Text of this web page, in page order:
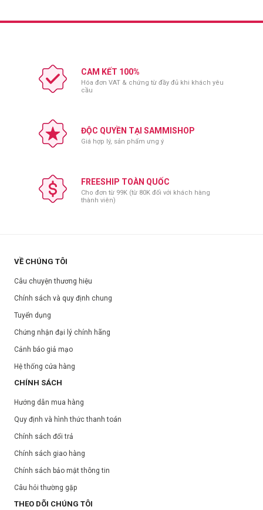
Công dụng:
Lên màu tự nhiên
Bám màu, lâu trôi
cách, dễ dàng cho những người mới bắt đầu
Đa dạng chất phấn từ matte, glitter, shimmer
sáng tạo các kiểu đánh mắt, tạo điểm nhấn cho đôi mắt.
Hướng dẫn sử dụng:
Bước 1:Dùng kem lót mắt hoặc che khuyết điểm tan đều lên bầu
CAM KẾT 100%
Hóa đơn VAT & chứng từ đầy đủ khi khách yêu
cầu
ĐỘC QUYỀN TẠI SAMMISHOP
Giá hợp lý, sản phẩm ưng ý
FREESHIP TOÀN QUỐC
Cho đơn từ 99K (từ 80K đối với khách hàng
thành viên)
VỀ CHÚNG TÔI
Câu chuyện thương hiệu
Chính sách và quy định chung
Tuyển dụng
Chứng nhận đại lý chính hãng
Cảnh báo giả mạo
Hệ thống cửa hàng
CHÍNH SÁCH
Hướng dẫn mua hàng
Quy định và hình thức thanh toán
Chính sách đổi trả
Chính sách giao hàng
Chính sách bảo mật thông tin
Câu hỏi thường gặp
THEO DÕI CHÚNG TÔI